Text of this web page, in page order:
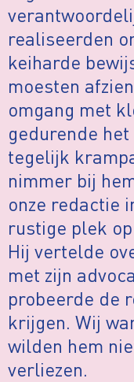
realiseerden
keiharde
moesten
omgang met
gedurende
tegelijk
nimmer bij
onze redactie
rustige plek
Hij vertelde
met zijn
probeerde de
krijgen. Wij
wilden hem
verliezen.